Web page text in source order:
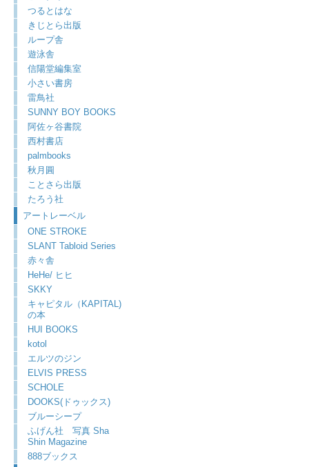
つるとはな
きじとら出版
ループ舎
遊泳舎
信陽堂編集室
小さい書房
雷鳥社
SUNNY BOY BOOKS
阿佐ヶ谷書院
西村書店
palmbooks
秋月圓
ことさら出版
たろう社
アートレーベル
ONE STROKE
SLANT Tabloid Series
赤々舎
HeHe/ ヒヒ
SKKY
キャピタル（KAPITAL)
の本
HUI BOOKS
kotol
エルツのジン
ELVIS PRESS
SCHOLE
DOOKS(ドゥックス)
ブルーシープ
ふげん社 写真 Sha
Shin Magazine
888ブックス